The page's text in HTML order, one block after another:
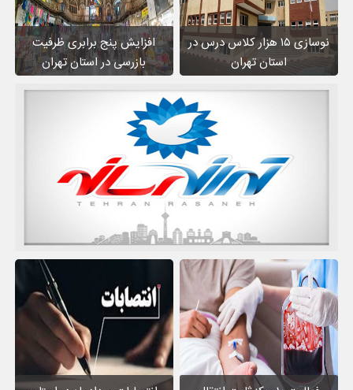
نوسازی ۱۵ هزار کلاس درس در
استان تهران
افزایش پنج برابری ظرفیت
بازرسی در استان تهران